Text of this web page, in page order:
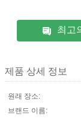
최고
제품 상세 정보
원래 장소:
브랜드 이름: